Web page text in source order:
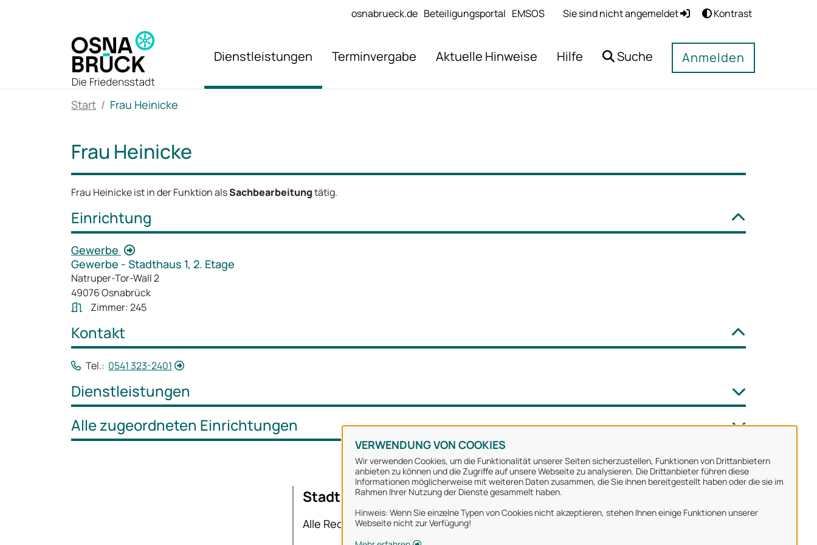
VERWENDUNG VON COOKIES
Wir verwenden Cookies, um die Funktionalität unserer Seiten sicherzustellen, Funktionen von Drittanbietern
anbieten zu können und die Zugriffe auf unsere Webseite zu analysieren. Die Drittanbieter führen diese
Informationen möglicherweise mit weiteren Daten zusammen, die Sie ihnen bereitgestellt haben oder die sie im
Rahmen Ihrer Nutzung der Dienste gesammelt haben.
Hinweis: Wenn Sie einzelne Typen von Cookies nicht akzeptieren, stehen Ihnen einige Funktionen unserer
Webseite nicht zur Verfügung!
osnabrueck.de Beteiligungsportal EMSOS Sie sind nicht angemeldet Kontrast
Dienstleistungen Terminvergabe Aktuelle Hinweise Hilfe Suche Anmelden
Start Frau Heinicke
Frau Heinicke
Frau Heinicke ist in der Funktion alsSachbearbeitungtätig.
Einrichtung
Gewerbe
Gewerbe - Stadthaus 1, 2. Etage
Natruper-Tor-Wall 2
49076 Osnabrück
Zimmer: 245
Kontakt
Tel.: 0541 323-2401
Dienstleistungen
Alle zugeordneten Einrichtungen
Stadt Osnabrück
Alle Rechte vorbehalten
Über uns
Impressum